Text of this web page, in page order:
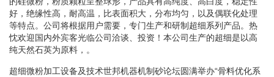
好，绝缘性高，耐高温，比表面积大，分布均匀，以及偶联化处理
等特点。公司将根据用户需要，专门生产和研制超细系列产品。热
忱欢迎国内外宾客光临公司洽谈、投资！本公司生产的超细是以高
纯天然石英为原料，。
超细微粉加工设备及技术世邦机器机制砂论坛圆满举办“骨料优化系